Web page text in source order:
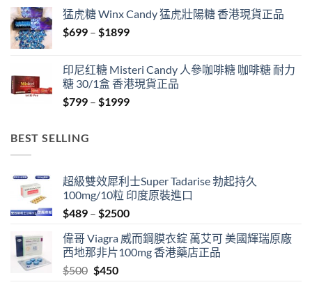
through
$1849
猛虎糖 Winx Candy 猛虎壯陽糖 香港現貨正品
$699 – $1899Price
through
$1899
印尼红糖 Misteri Candy 人參咖啡糖 咖啡糖 耐力
糖 30/1盒 香港現貨正品
$799 – $1999Price
BEST SELLING
超級雙效犀利士Super Tadarise 勃起持久
100mg/10粒 印度原裝進口
$489 – $2500Price
$489
through
偉哥 Viagra 威而鋼膜衣錠 萬艾可 美國輝瑞原廠
西地那非片100mg 香港藥店正品
$500 Original
$450Current